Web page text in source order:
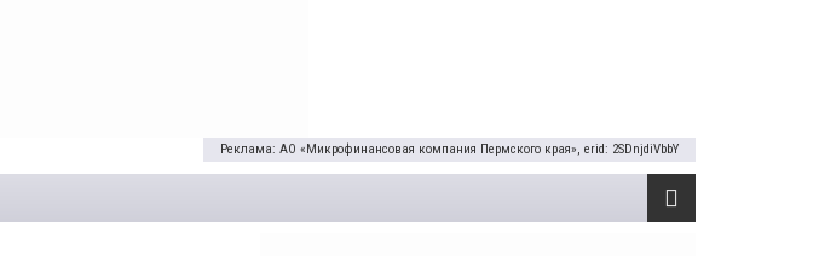
Реклама: АО «Микрофинансовая компания Пермского края», erid: 2SDnjdiVbbY